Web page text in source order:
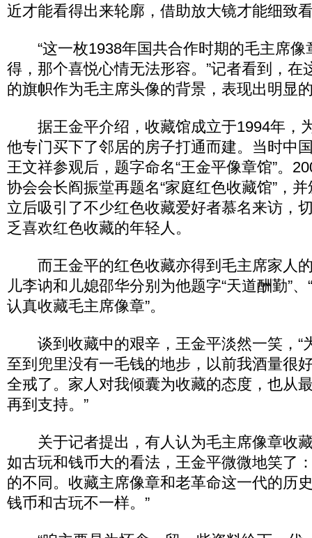
近才能看得出来轮廓，借助放大镜才能细致
“这一枚1938年国共合作时期的毛主席像
得，那个喜悦心情无法形容。”记者看到，在
的旗帜作为毛主席头像的背景，表现出明显
据王金平介绍，收藏馆成立于1994年，
他专门买下了邻居的房子打通而建。当时中
王文祥参观后，题字命名“王金平像章馆”。
协会会长阎振堂再题名“家庭红色收藏馆”，
立后吸引了不少红色收藏爱好者慕名来访，
乏喜欢红色收藏的年轻人。
而王金平的红色收藏亦得到毛主席家人
儿李讷和儿媳邵华分别为他题字“天道酬勤”
认真收藏毛主席像章”。
谈到收藏中的艰辛，王金平淡然一笑，“
至到兜里没有一毛钱的地步，以前我酒量很
全戒了。家人对我倾囊为收藏的态度，也从
再到支持。”
关于记者提出，有人认为毛主席像章收
如古玩和钱币大的看法，王金平微微地笑了
的不同。收藏主席像章和老革命这一代的历
钱币和古玩不一样。”